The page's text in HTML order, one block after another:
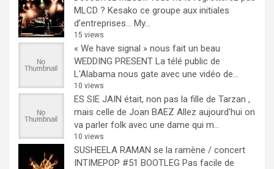
MLCD ? Kesako ce groupe aux initiales
d’entreprises… My...
15 views
« We have signal » nous fait un beau
WEDDING PRESENT La télé public de
L'Alabama nous gate avec une vidéo de...
10 views
ES SIE JAIN était, non pas la fille de Tarzan ,
mais celle de Joan BAEZ Allez aujourd'hui on
va parler folk avec une dame qui m...
10 views
SUSHEELA RAMAN se la ramène / concert
INTIMEPOP #51 BOOTLEG Pas facile de